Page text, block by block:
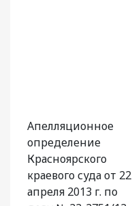
Апелляционное
определение
Красноярского
краевого суда от 22
апреля 2013 г. по